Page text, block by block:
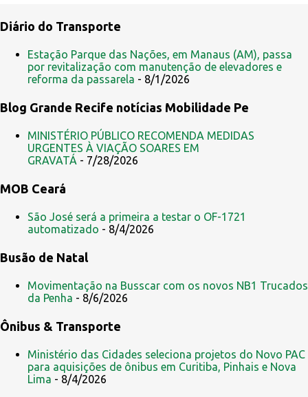
m
e
n
á
o
s
Diário do Transporte
Estação Parque das Nações, em Manaus (AM), passa
por revitalização com manutenção de elevadores e
reforma da passarela - 8/1/2026
Blog Grande Recife notícias Mobilidade Pe
MINISTÉRIO PÚBLICO RECOMENDA MEDIDAS
URGENTES À VIAÇÃO SOARES EM
GRAVATÁ - 7/28/2026
MOB Ceará
São José será a primeira a testar o OF-1721
automatizado - 8/4/2026
Busão de Natal
Movimentação na Busscar com os novos NB1 Trucados
da Penha - 8/6/2026
Ônibus & Transporte
Ministério das Cidades seleciona projetos do Novo PAC
para aquisições de ônibus em Curitiba, Pinhais e Nova
Lima - 8/4/2026